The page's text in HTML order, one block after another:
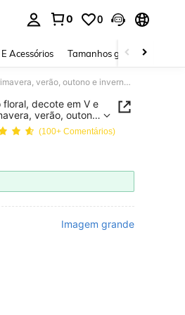
0 0
E Acessórios Tamanhos grandes
Camisola elegante com estampado floral, decote em V e manga comprida, versátil para primavera, verão, outono e inverno, estilo boémio, para viagens e férias
decote em V e
verão, outono
e férias(100+ Comentários)
Imagem grande